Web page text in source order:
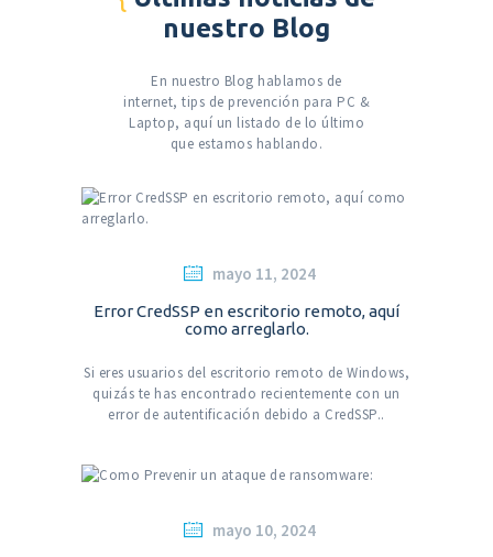
nuestro Blog
En nuestro Blog hablamos de
internet, tips de prevención para PC &
Laptop, aquí un listado de lo último
que estamos hablando.
mayo 11, 2024
Error CredSSP en escritorio remoto, aquí
como arreglarlo.
Si eres usuarios del escritorio remoto de Windows,
quizás te has encontrado recientemente con un
error de autentificación debido a CredSSP..
mayo 10, 2024